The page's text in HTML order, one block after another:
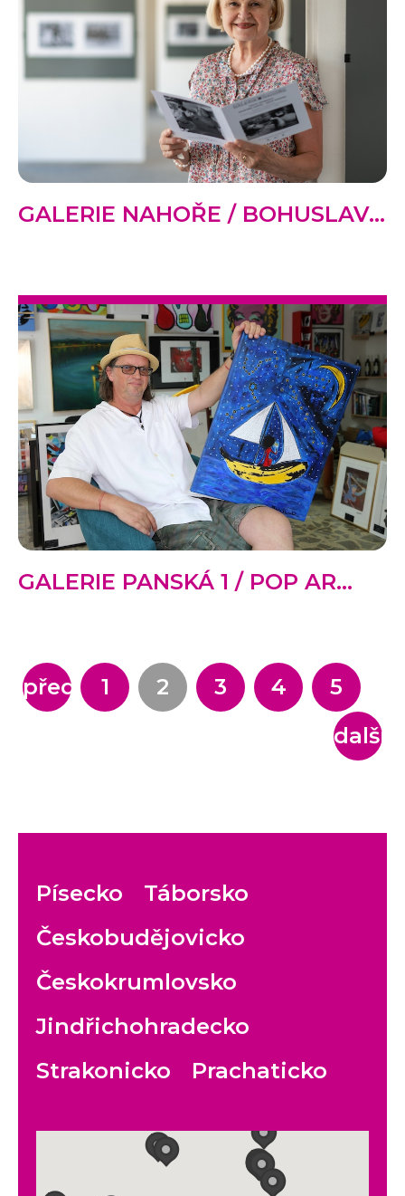
GALERIE NAHOŘE / BOHUSLAV...
GALERIE PANSKÁ 1 / POP AR...
předchozí...
1 2 3 4
5
další...
Písecko
Táborsko
Českobudějovicko
Českokrumlovsko
Jindřichohradecko
Strakonicko
Prachaticko